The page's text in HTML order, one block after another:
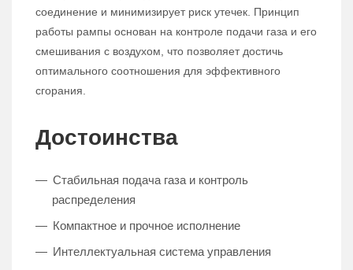
соединение и минимизирует риск утечек. Принцип
работы рампы основан на контроле подачи газа и его
смешивания с воздухом, что позволяет достичь
оптимального соотношения для эффективного
сгорания.
Достоинства
Стабильная подача газа и контроль
распределения
Компактное и прочное исполнение
Интеллектуальная система управления